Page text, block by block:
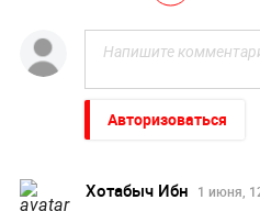
Авторизоваться
Хотабыч Ибн 1 июня,